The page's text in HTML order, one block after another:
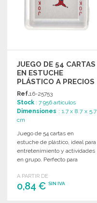
JUEGO DE 54 CARTAS
EN ESTUCHE
PLÁSTICO A PRECIOS
DE MAYORISTA
Ref.16-25753
Stock : 7 956 artículos
Dimensiones : 1.7 x 8.7 x 5.7
cm
Juego de 54 cartas en
estuche de plástico, ideal para
entretenimiento y actividades
en grupo. Perfecto para
A PARTIR DE
0,84 € SIN IVA